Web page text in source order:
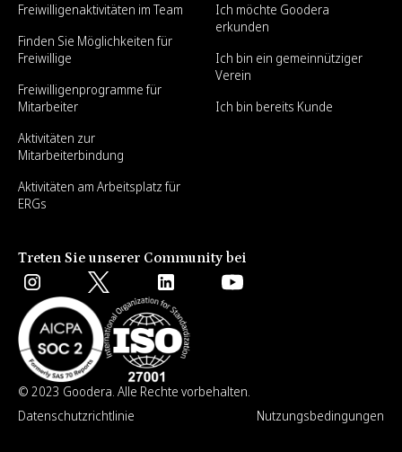
Freiwilligenaktivitäten im Team
Finden Sie Möglichkeiten für
Freiwillige
Freiwilligenprogramme für
Mitarbeiter
Aktivitäten zur
Mitarbeiterbindung
Aktivitäten am Arbeitsplatz für
ERGs
Ich möchte Goodera
erkunden
Ich bin ein gemeinnütziger
Verein
Ich bin bereits Kunde
Treten Sie unserer Community bei
© 2023 Goodera. Alle Rechte vorbehalten.
Datenschutzrichtlinie
Nutzungsbedingungen